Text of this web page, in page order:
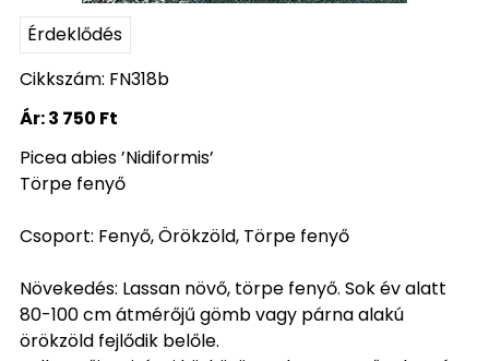
Érdeklődés
Cikkszám: FN318b
Ár:3 750 Ft
Picea abies ’Nidiformis’
Törpe fenyő
Csoport: Fenyő, Örökzöld, Törpe fenyő
Növekedés: Lassan növő, törpe fenyő. Sok év alatt
80-100 cm átmérőjű gömb vagy párna alakú
örökzöld fejlődik belőle.